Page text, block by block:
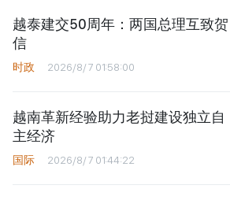
越泰建交50周年：两国总理互致贺
信
时政 2026/8/7 01:58:00
越南革新经验助力老挝建设独立自
主经济
国际 2026/8/7 01:44:22